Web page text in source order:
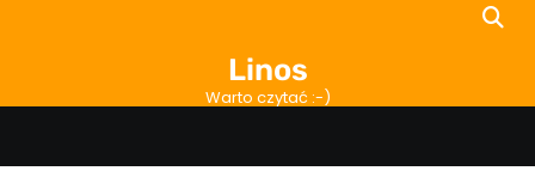
Linos
Warto czytać :-)